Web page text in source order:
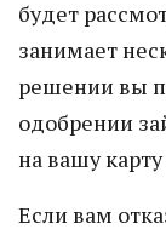
будет
занимает
решении вы
одобрении
на вашу
Если вам